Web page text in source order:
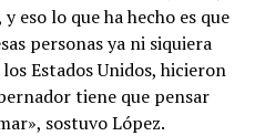
eso lo que ha hecho es que
personas ya ni siquiera
Estados Unidos, hicieron
tiene que pensar
sostuvo López.